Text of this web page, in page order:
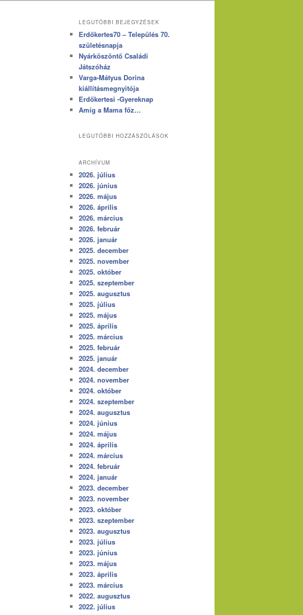
LEGUTÓBBI BEJEGYZÉSEK
Erdőkertes70 – Település 70.
születésnapja
Nyárköszöntő Családi
Játszóház
Varga-Mátyus Dorina
kiállításmegnyitója
Erdőkertesi -Gyereknap
Amíg a Mama főz…
LEGUTÓBBI HOZZÁSZÓLÁSOK
ARCHÍVUM
2026. július
2026. június
2026. május
2026. április
2026. március
2026. február
2026. január
2025. december
2025. november
2025. október
2025. szeptember
2025. augusztus
2025. július
2025. május
2025. április
2025. március
2025. február
2025. január
2024. december
2024. november
2024. október
2024. szeptember
2024. augusztus
2024. június
2024. május
2024. április
2024. március
2024. február
2024. január
2023. december
2023. november
2023. október
2023. szeptember
2023. augusztus
2023. július
2023. június
2023. május
2023. április
2023. március
2022. augusztus
2022. július